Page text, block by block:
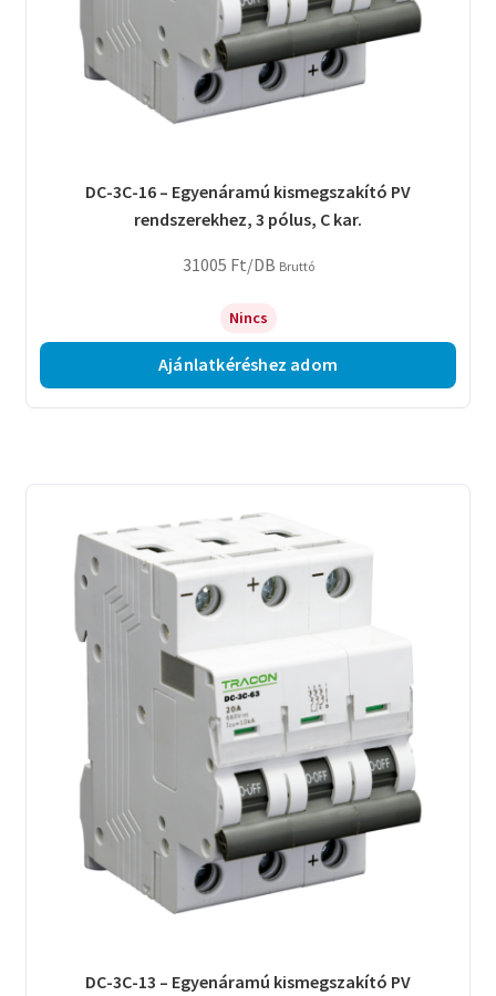
DC-3C-16 – Egyenáramú kismegszakító PV
rendszerekhez, 3 pólus, C kar.
31005 Ft/DB Bruttó
Nincs
Ajánlatkéréshez adom
DC-3C-13 – Egyenáramú kismegszakító PV